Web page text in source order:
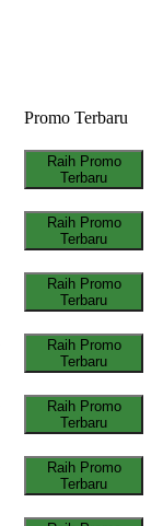
Promo Terbaru
Raih Promo
Terbaru
Raih Promo
Terbaru
Raih Promo
Terbaru
Raih Promo
Terbaru
Raih Promo
Terbaru
Raih Promo
Terbaru